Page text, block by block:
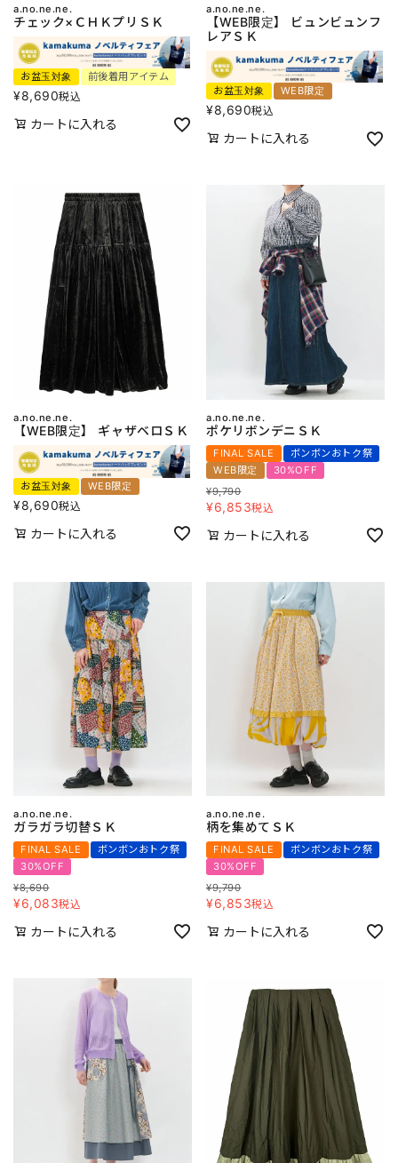
a.no.ne.ne.
チェック×ＣＨＫプリＳＫ
お盆玉対象 前後着用アイテム
¥8,690税込
カートに入れる
a.no.ne.ne.
【WEB限定】 ビュンビュンフ
レアＳＫ
お盆玉対象 WEB限定
¥8,690税込
カートに入れる
a.no.ne.ne.
【WEB限定】 ギャザベロＳＫ
お盆玉対象 WEB限定
¥8,690税込
カートに入れる
a.no.ne.ne.
ポケリボンデニＳＫ
FINAL SALE
ボンボンおトク祭
WEB限定
30%OFF
¥9,790
¥6,853税込
カートに入れる
a.no.ne.ne.
ガラガラ切替ＳＫ
FINAL SALE
ボンボンおトク祭
30%OFF
¥8,690
¥6,083税込
カートに入れる
a.no.ne.ne.
柄を集めてＳＫ
FINAL SALE
ボンボンおトク祭
30%OFF
¥9,790
¥6,853税込
カートに入れる